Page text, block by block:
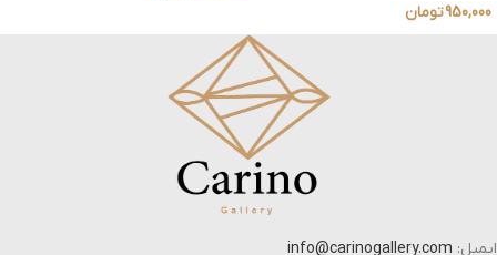
950,000تومان
ایمیل: info@carinogallery.com